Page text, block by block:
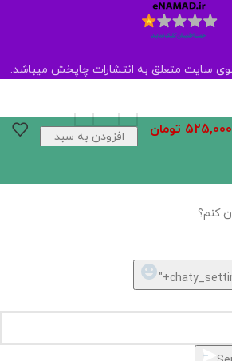
سایت متعلق به انتشارات چاپخش میباشد.
525,000 تومان
افزودن به سبد
کنم؟